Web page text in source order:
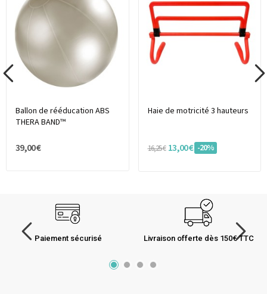
Ballon de rééducation ABS
THERA BAND™
39,00 €
Haie de motricité 3 hauteurs
16,25 € 13,00 € -20%
Paiement sécurisé Livraison offerte dès 150€ TTC